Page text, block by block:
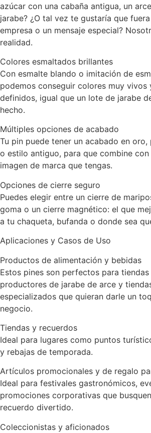
azúcar con una cabaña antigua, un
jarabe? ¿O tal vez te gustaría que
empresa o un mensaje especial?
realidad.
Colores esmaltados brillantes
Con esmalte blando o imitación de
podemos conseguir colores muy
definidos, igual que un lote de jarabe
hecho.
Múltiples opciones de acabado
Tu pin puede tener un acabado en oro,
o estilo antiguo, para que combine
imagen de marca que tengas.
Opciones de cierre seguro
Puedes elegir entre un cierre de
goma o un cierre magnético: el que
a tu chaqueta, bufanda o donde sea
Aplicaciones y Casos de Uso
Productos de alimentación y bebidas
Estos pines son perfectos para tiendas
productores de jarabe de arce y
especializados que quieran darle un
negocio.
Tiendas y recuerdos
Ideal para lugares como puntos
y rebajas de temporada.
Artículos promocionales y de regalo
Ideal para festivales gastronómicos,
promociones corporativas que
recuerdo divertido.
Coleccionistas y aficionados